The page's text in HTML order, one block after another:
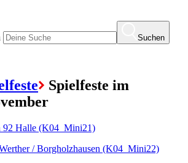
Suchen
Spielfeste im
92 Halle (K04_Mini21)
/ Borgholzhausen (K04_Mini22)